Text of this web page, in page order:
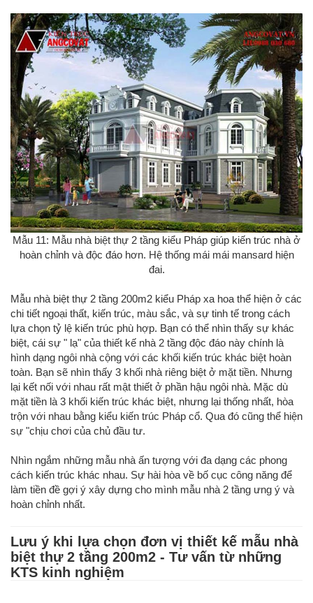
Mẫu 11: Mẫu nhà biệt thự 2 tầng kiểu Pháp giúp kiến trúc nhà ở
hoàn chỉnh và độc đáo hơn. Hệ thống mái mái mansard hiện
đai.
Mẫu nhà biệt thự 2 tầng 200m2 kiểu Pháp xa hoa thể hiện ở các
chi tiết ngoại thất, kiến trúc, màu sắc, và sự tinh tế trong cách
lựa chọn tỷ lệ kiến trúc phù hợp. Bạn có thể nhìn thấy sự khác
biệt, cái sự " lạ" của thiết kế nhà 2 tầng độc đáo này chính là
hình dạng ngôi nhà cộng với các khối kiến trúc khác biệt hoàn
toàn. Bạn sẽ nhìn thấy 3 khối nhà riêng biệt ở mặt tiền. Nhưng
lại kết nối với nhau rất mật thiết ở phần hậu ngôi nhà. Mặc dù
mặt tiền là 3 khối kiến trúc khác biệt, nhưng lại thống nhất, hòa
trộn với nhau bằng kiểu kiến trúc Pháp cổ. Qua đó cũng thể hiện
sự "chịu chơi của chủ đầu tư.
Nhìn ngắm những mẫu nhà ấn tượng với đa dạng các phong
cách kiến trúc khác nhau. Sự hài hòa về bố cục công năng để
làm tiền đề gợi ý xây dựng cho mình mẫu nhà 2 tầng ưng ý và
hoàn chỉnh nhất.
Lưu ý khi lựa chọn đơn vị thiết kế mẫu nhà
biệt thự 2 tầng 200m2 - Tư vấn từ những
KTS kinh nghiệm